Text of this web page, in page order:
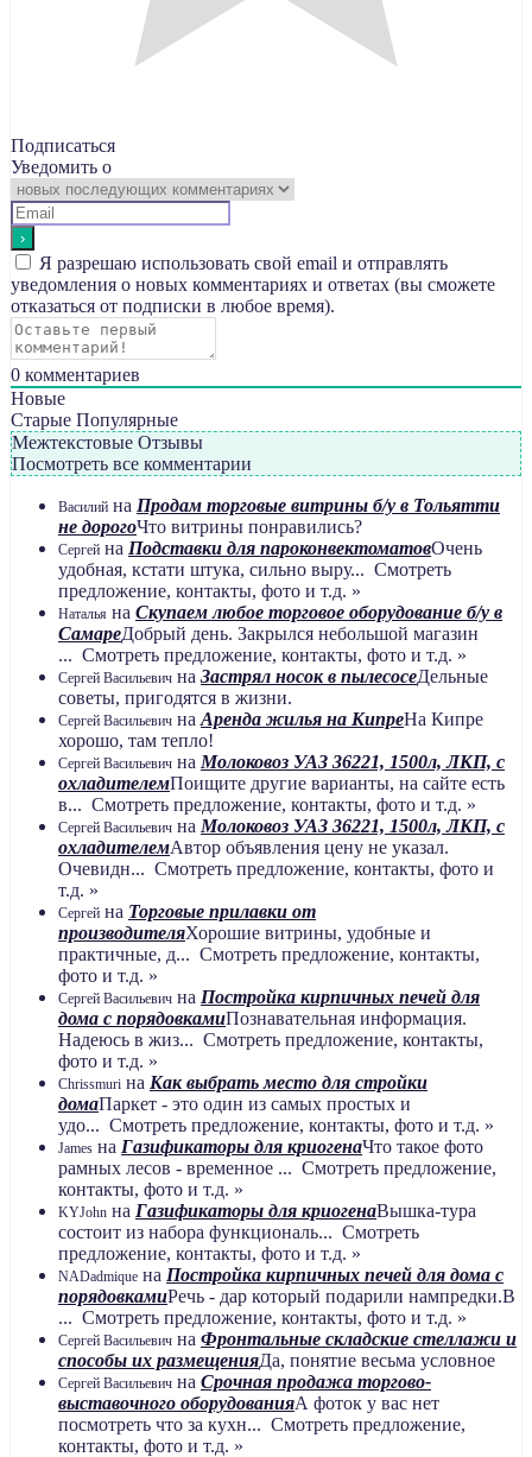
Подписаться
Уведомить о
Я разрешаю использовать свой email и отправлять
уведомления о новых комментариях и ответах (вы cможете
отказаться от подписки в любое время).
0 комментариев
Новые
Старые Популярные
Межтекстовые Отзывы
Посмотреть все комментарии
Василий на Продам торговые витрины б/у в Тольятти
не дорогоЧто витрины понравились?
Сергей на Подставки для пароконвектоматовОчень
удобная, кстати штука, сильно выру... Смотреть
предложение, контакты, фото и т.д. »
Наталья на Скупаем любое торговое оборудование б/у в
СамареДобрый день. Закрылся небольшой магазин
... Смотреть предложение, контакты, фото и т.д. »
Сергей Васильевич на Застрял носок в пылесосеДельные
советы, пригодятся в жизни.
Сергей Васильевич на Аренда жилья на КипреНа Кипре
хорошо, там тепло!
Сергей Васильевич на Молоковоз УАЗ 36221, 1500л, ЛКП, с
охладителемПоищите другие варианты, на сайте есть
в... Смотреть предложение, контакты, фото и т.д. »
Сергей Васильевич на Молоковоз УАЗ 36221, 1500л, ЛКП, с
охладителемАвтор объявления цену не указал.
Очевидн... Смотреть предложение, контакты, фото и
т.д. »
Сергей на Торговые прилавки от
производителяХорошие витрины, удобные и
практичные, д... Смотреть предложение, контакты,
фото и т.д. »
Сергей Васильевич на Постройка кирпичных печей для
дома с порядовкамиПознавательная информация.
Надеюсь в жиз... Смотреть предложение, контакты,
фото и т.д. »
Chrissmuri на Как выбрать место для стройки
домаПаркет - это один из самых простых и
удо... Смотреть предложение, контакты, фото и т.д. »
James на Газификаторы для криогенаЧто такое фото
рамных лесов - временное ... Смотреть предложение,
контакты, фото и т.д. »
KYJohn на Газификаторы для криогенаВышка-тура
состоит из набора функциональ... Смотреть
предложение, контакты, фото и т.д. »
NADadmique на Постройка кирпичных печей для дома с
порядовкамиРечь - дар который подарили нампредки.В
... Смотреть предложение, контакты, фото и т.д. »
Сергей Васильевич на Фронтальные складские стеллажи и
способы их размещенияДа, понятие весьма условное
Сергей Васильевич на Срочная продажа торгово-
выставочного оборудованияА фоток у вас нет
посмотреть что за кухн... Смотреть предложение,
контакты, фото и т.д. »